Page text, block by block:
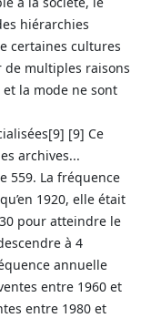
hiérarchies
certaines cultures
de multiples raisons
et la mode ne sont
[9] Ce
archives...
559. La fréquence
1920, elle était
pour atteindre le
à 4
annuelle
entre 1960 et
entre 1980 et